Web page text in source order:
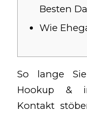
Besten
Wie
So lange
Hookup &
Kontakt